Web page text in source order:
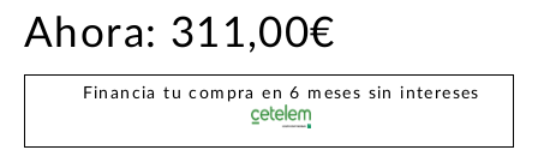
Ahora: 311,00€
Financia tu compra en 6 meses sin intereses